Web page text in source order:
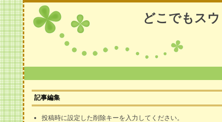
どこでもス
記事編集
投稿時に設定した削除キーを入力してください。